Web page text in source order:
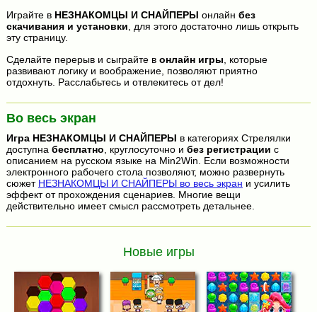
Играйте в НЕЗНАКОМЦЫ И СНАЙПЕРЫ онлайн без
скачивания и установки, для этого достаточно лишь открыть
эту страницу.
Сделайте перерыв и сыграйте в онлайн игры , которые
развивают логику и воображение, позволяют приятно
отдохнуть. Расслабьтесь и отвлекитесь от дел!
Во весь экран
Игра НЕЗНАКОМЦЫ И СНАЙПЕРЫ в категориях Стрелялки
доступна бесплатно , круглосуточно и без регистрации с
описанием на русском языке на Min2Win. Если возможности
электронного рабочего стола позволяют, можно развернуть
сюжет НЕЗНАКОМЦЫ И СНАЙПЕРЫ во весь экран и усилить
эффект от прохождения сценариев. Многие вещи
действительно имеет смысл рассмотреть детальнее.
Новые игры